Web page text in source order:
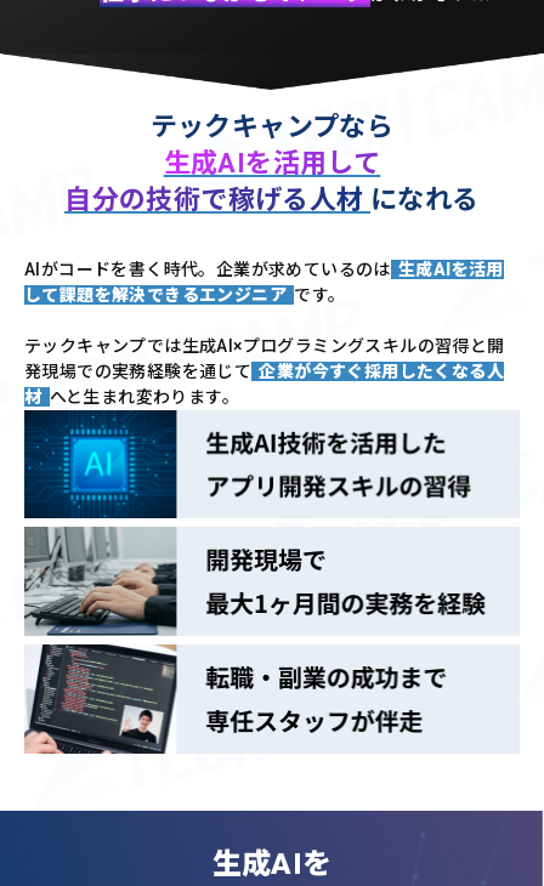
テックキャンプなら
生成AIを活用して
自分の技術で稼げる人材 になれる
AIがコードを書く時代。企業が求めているのは 生成AIを活用
して課題を解決できるエンジニア です。
テックキャンプでは生成AI×プログラミングスキルの習得と開
発現場での実務経験を通じて 企業が今すぐ採用したくなる人
材 へと生まれ変わります。
生成AIを